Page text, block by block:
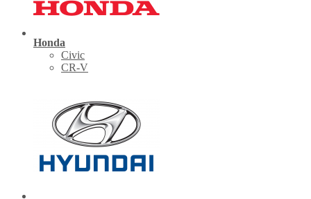
Honda
Civic
CR-V